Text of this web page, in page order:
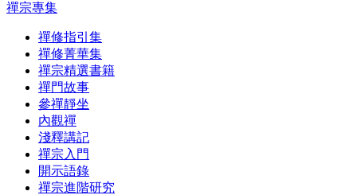
禪宗專集
禪修指引集
禪修菁華集
禪宗精選書籍
禪門故事
參禪靜坐
內觀禪
淺釋講記
禪宗入門
開示語錄
禪宗進階研究